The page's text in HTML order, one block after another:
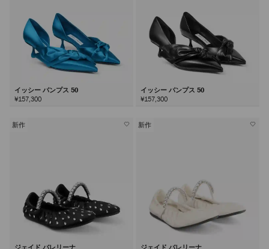
イッシー パンプス 50
¥157,300
イッシー パンプス 50
¥157,300
新作
ジェイド バレリーナ
新作
ジェイド バレリーナ